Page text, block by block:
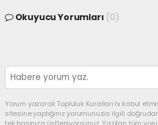
Okuyucu Yorumları (0)
Yorum yazarak Topluluk Kuralları’nı kabul
sitesine yaptığınız yorumunuzla ilgili